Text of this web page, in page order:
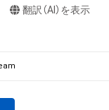
翻訳（AI）を表示